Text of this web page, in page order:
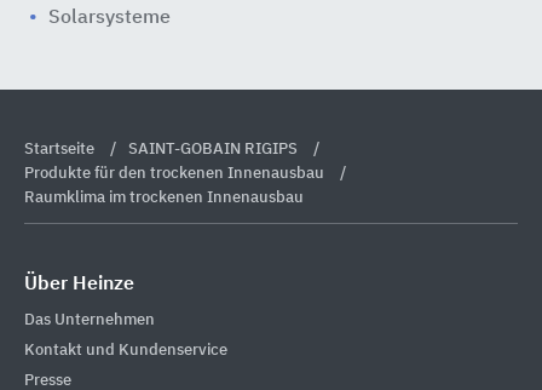
Solarsysteme
Startseite
SAINT-GOBAIN RIGIPS
Produkte für den trockenen Innenausbau
Raumklima im trockenen Innenausbau
Über Heinze
Das Unternehmen
Kontakt und Kundenservice
Presse